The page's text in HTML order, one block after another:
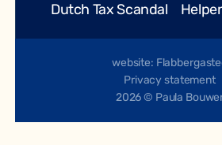
Dutch Tax Scandal
2026 © Paula
website:
Privacy statement